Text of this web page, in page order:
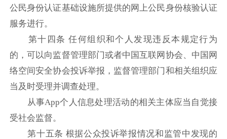
公民身份认证基础设施所提供的网上公民身份核验认证
服务进行。
第十四条 任何组织和个人发现违反本规定行为
的，可以向监督管理部门或者中国互联网协会、中国网
络空间安全协会投诉举报，监督管理部门和相关组织应
当及时受理并调查处理。
从事App个人信息处理活动的相关主体应当自觉接
受社会监督。
第十五条 根据公众投诉举报情况和监管中发现的